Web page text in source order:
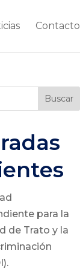
Contacto
Buscar
para la
de Trato y la